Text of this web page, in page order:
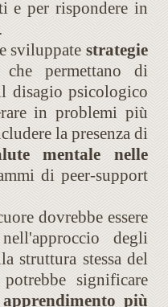
e per rispondere in
sviluppate strategie
che permettano di
disagio psicologico
in problemi più
la presenza di
mentale nelle
di peer-support
dovrebbe essere
degli
struttura stessa del
significare
più